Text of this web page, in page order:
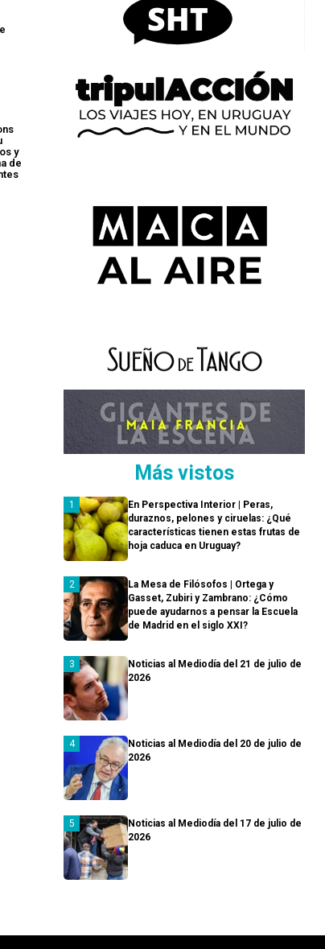
y
de
Más vistos
En Perspectiva Interior | Peras,
duraznos, pelones y ciruelas: ¿Qué
características tienen estas frutas de
hoja caduca en Uruguay?
La Mesa de Filósofos | Ortega y
Gasset, Zubiri y Zambrano: ¿Cómo
puede ayudarnos a pensar la Escuela
de Madrid en el siglo XXI?
Noticias al Mediodía del 21 de julio de
2026
Noticias al Mediodía del 20 de julio de
2026
Noticias al Mediodía del 17 de julio de
2026